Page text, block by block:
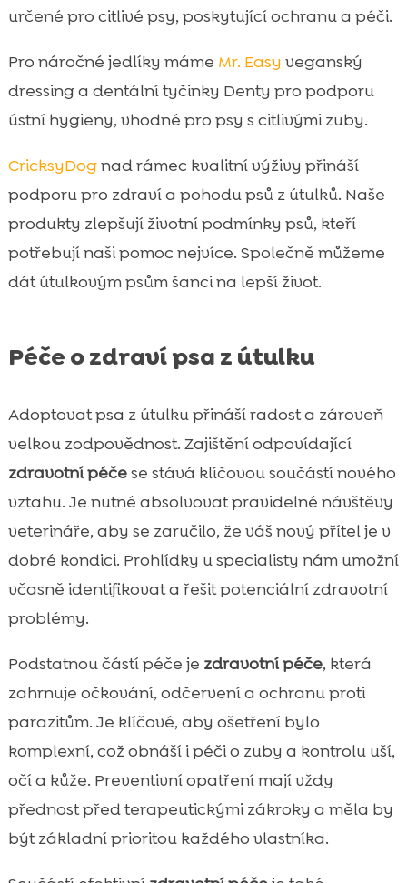
určené pro citlivé psy, poskytující ochranu a péči.
Pro náročné jedlíky máme Mr. Easy veganský
dressing a dentální tyčinky Denty pro podporu
ústní hygieny, vhodné pro psy s citlivými zuby.
CricksyDognad rámec kvalitní výživy přináší
podporu pro zdraví a pohodu psů z útulků. Naše
produkty zlepšují životní podmínky psů, kteří
potřebují naši pomoc nejvíce. Společně můžeme
dát útulkovým psům šanci na lepší život.
Péče o zdraví psa z útulku
Adoptovat psa z útulku přináší radost a zároveň
velkou zodpovědnost. Zajištění odpovídající
zdravotní péčese stává klíčovou součástí nového
vztahu. Je nutné absolvovat pravidelné návštěvy
veterináře, aby se zaručilo, že váš nový přítel je v
dobré kondici. Prohlídky u specialisty nám umožní
včasně identifikovat a řešit potenciální zdravotní
problémy.
Podstatnou částí péče je zdravotní péče, která
zahrnuje očkování, odčervení a ochranu proti
parazitům. Je klíčové, aby ošetření bylo
komplexní, což obnáší i péči o zuby a kontrolu uší,
očí a kůže. Preventivní opatření mají vždy
přednost před terapeutickými zákroky a měla by
být základní prioritou každého vlastníka.